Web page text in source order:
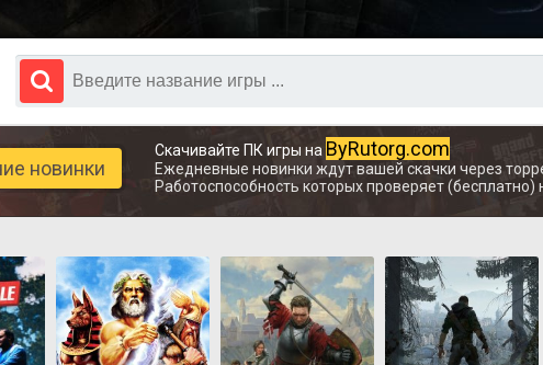
новинки
Скачивайте ПК игры на ByRutorg.com
Ежедневные новинки ждут вашей скачки через
Работоспособность которых проверяет